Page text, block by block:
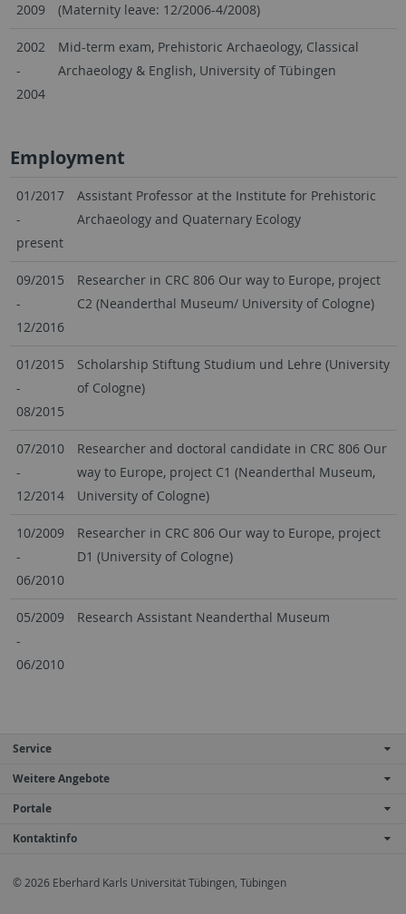
2009
(Maternity leave: 12/2006-4/2008)
2002
-
2004
Mid-term exam, Prehistoric Archaeology, Classical
Archaeology & English, University of Tübingen
Employment
01/2017
-
present
Assistant Professor at the Institute for Prehistoric
Archaeology and Quaternary Ecology
09/2015
-
12/2016
Researcher in CRC 806 Our way to Europe, project
C2 (Neanderthal Museum/ University of Cologne)
01/2015
-
08/2015
Scholarship Stiftung Studium und Lehre (University
of Cologne)
07/2010
-
12/2014
Researcher and doctoral candidate in CRC 806 Our
way to Europe, project C1 (Neanderthal Museum,
University of Cologne)
10/2009
-
06/2010
Researcher in CRC 806 Our way to Europe, project
D1 (University of Cologne)
05/2009
-
06/2010
Research Assistant Neanderthal Museum
Service
Weitere Angebote
Portale
Kontaktinfo
© 2026 Eberhard Karls Universität Tübingen, Tübingen